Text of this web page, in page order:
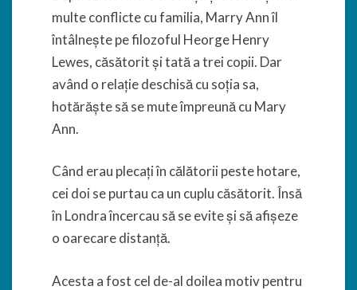
multe conflicte cu familia, Marry Ann îl
întâlnește pe filozoful Heorge Henry
Lewes, căsătorit și tată a trei copii. Dar
având o relație deschisă cu soția sa,
hotărăște să se mute împreună cu Mary
Ann.
Când erau plecați în călătorii peste hotare,
cei doi se purtau ca un cuplu căsătorit. Însă
în Londra încercau să se evite și să afișeze
o oarecare distanță.
Acesta a fost cel de-al doilea motiv pentru